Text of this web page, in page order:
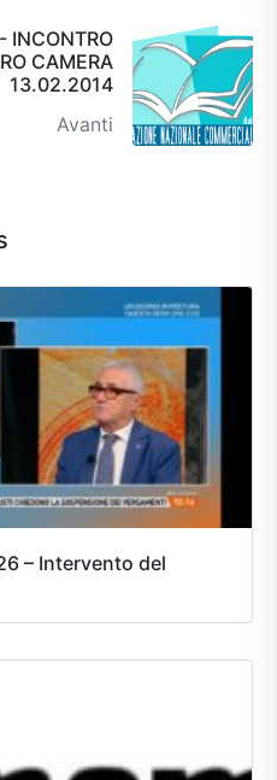
INCONTRO
CAMERA
13.02.2014
Avanti
– Intervento del